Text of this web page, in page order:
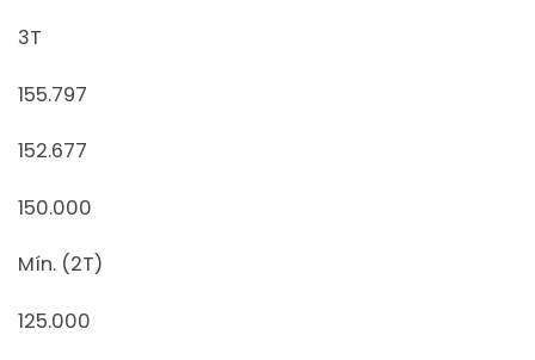
3T
155.797
152.677
150.000
Mín. (2T)
125.000